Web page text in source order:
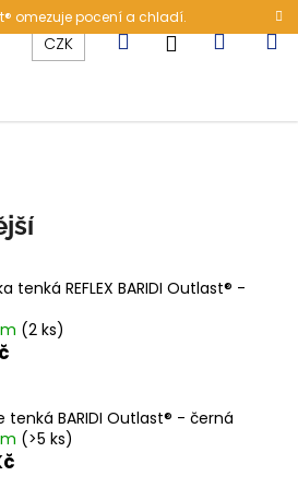
omezuje pocení a chladí.
CZK HledatPřihlášení
košík
tenká REFLEX BARIDI Outlast® -
(2 ks)
tenká BARIDI Outlast® - černá
(>5 ks)